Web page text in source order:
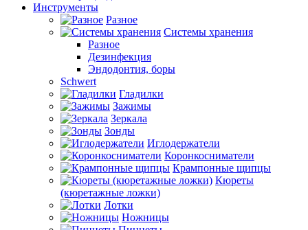
Инструменты
Разное
Системы хранения
Разное
Дезинфекция
Эндодонтия, боры
Schwert
Гладилки
Зажимы
Зеркала
Зонды
Иглодержатели
Коронкосниматели
Крампонные щипцы
Кюреты
(кюретажные ложки)
Лотки
Ножницы